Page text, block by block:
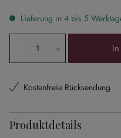
Lieferung in 4 bis 5
Produkt Anzahl: Gib
Kostenfreie Rücksendung
Produktdetails